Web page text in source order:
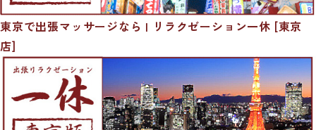
東京で出張マッサージなら | リラクゼーション一休 [東京
店]